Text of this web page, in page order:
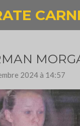
2024 à 14:57